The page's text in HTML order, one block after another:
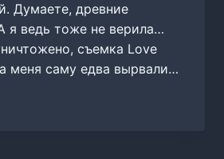
Думаете, древние
я ведь тоже не верила…
съемка Love
меня саму едва вырвали…